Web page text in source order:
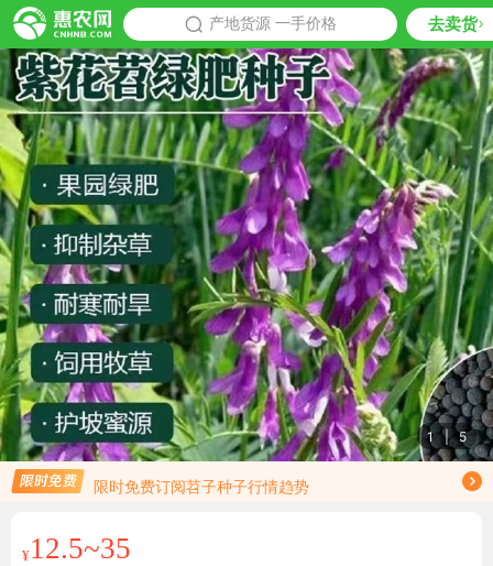
产地货源 一手价格 去卖货
推荐
1 | 5
限时免费订阅苕子种子行情趋势
免费订阅商品降价通知
¥12.5~35